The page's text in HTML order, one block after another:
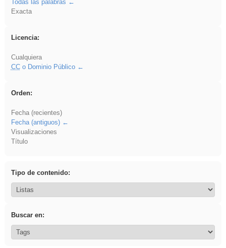
Todas las palabras
Exacta
Licencia:
Cualquiera
CCo Dominio Público
Orden:
Fecha (recientes)
Fecha (antiguos)
Visualizaciones
Título
Tipo de contenido:
Buscar en: